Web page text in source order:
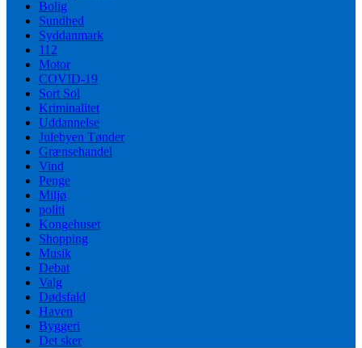
Bolig
Sundhed
Syddanmark
112
Motor
COVID-19
Sort Sol
Kriminalitet
Uddannelse
Julebyen Tønder
Grænsehandel
Vind
Penge
Miljø
politi
Kongehuset
Shopping
Musik
Debat
Valg
Dødsfald
Haven
Byggeri
Det sker